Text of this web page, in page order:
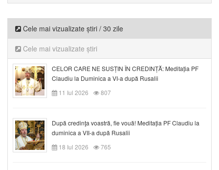
Cele mai vizualizate știri / 30 zile
Cele mai vizualizate știri
CELOR CARE NE SUSȚIN ÎN CREDINȚĂ: Meditația PF
Claudiu la Duminica a VI-a după Rusalii
11 Iul 2026
807
După credinţa voastră, fie vouă! Meditația PF Claudiu la
duminica a VII-a după Rusalii
18 Iul 2026
765